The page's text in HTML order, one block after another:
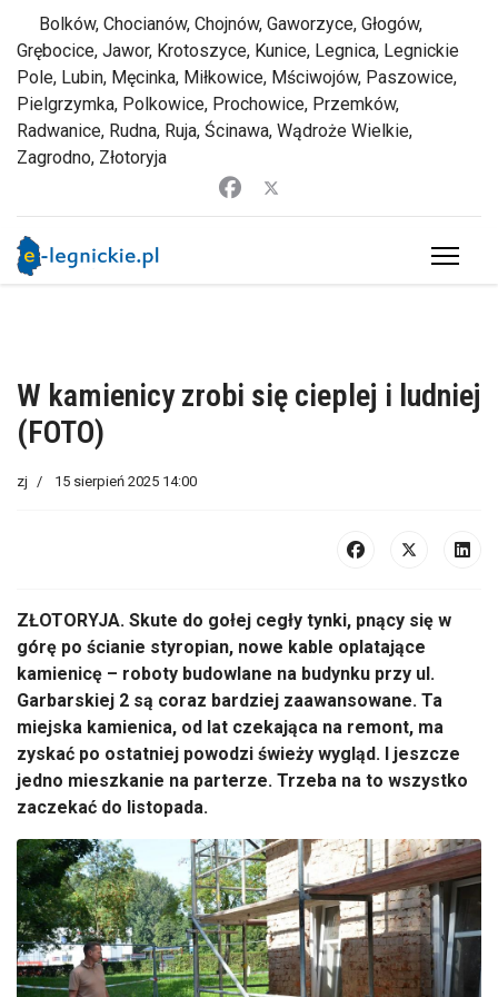
Bolków, Chocianów, Chojnów, Gaworzyce, Głogów,
Grębocice, Jawor, Krotoszyce, Kunice, Legnica, Legnickie
Pole, Lubin, Męcinka, Miłkowice, Mściwojów, Paszowice,
Pielgrzymka, Polkowice, Prochowice, Przemków,
Radwanice, Rudna, Ruja, Ścinawa, Wądroże Wielkie,
Zagrodno, Złotoryja
W kamienicy zrobi się cieplej i ludniej
(FOTO)
zj 15 sierpień 2025 14:00
ZŁOTORYJA. Skute do gołej cegły tynki, pnący się w
górę po ścianie styropian, nowe kable oplatające
kamienicę – roboty budowlane na budynku przy ul.
Garbarskiej 2 są coraz bardziej zaawansowane. Ta
miejska kamienica, od lat czekająca na remont, ma
zyskać po ostatniej powodzi świeży wygląd. I jeszcze
jedno mieszkanie na parterze. Trzeba na to wszystko
zaczekać do listopada.